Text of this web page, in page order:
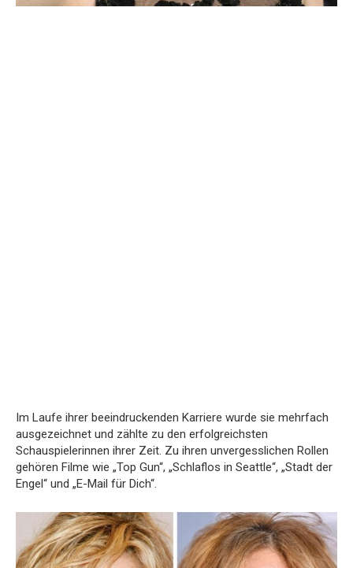
Im Laufe ihrer beeindruckenden Karriere wurde sie mehrfach
ausgezeichnet und zählte zu den erfolgreichsten
Schauspielerinnen ihrer Zeit. Zu ihren unvergesslichen Rollen
gehören Filme wie „Top Gun“, „Schlaflos in Seattle“, „Stadt der
Engel“ und „E-Mail für Dich“.